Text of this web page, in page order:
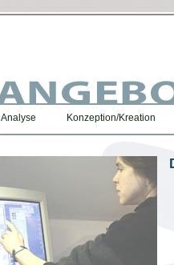
Analyse Konzeption/Kreation